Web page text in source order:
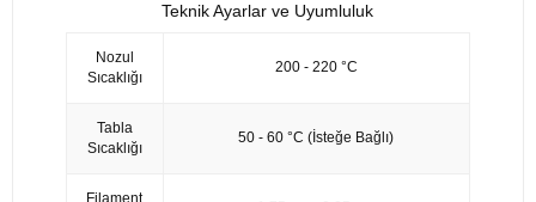
Teknik Ayarlar ve Uyumluluk
Nozul
Sıcaklığı
200 - 220 °C
Tabla
Sıcaklığı
50 - 60 °C (İsteğe Bağlı)